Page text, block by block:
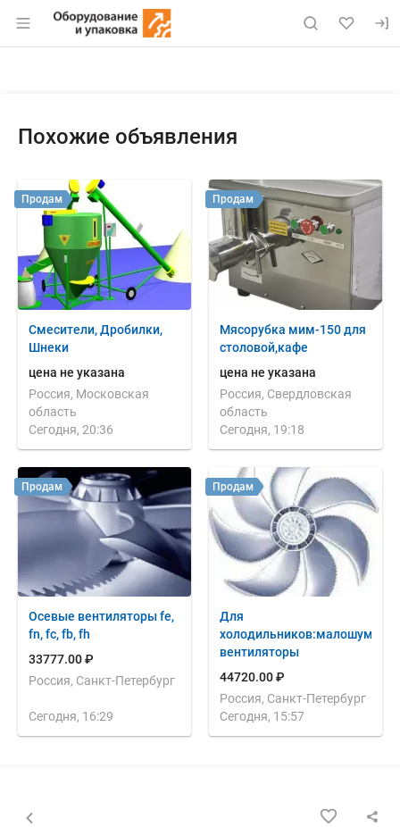
Раздел навигации по сайту eqinfo.ru
Похожие объявления
Смесители, Дробилки,
Шнеки
цена не указана
Россия, Московская
область
Сегодня, 20:36
Продам
Мясорубка мим-150 для
столовой,кафе
цена не указана
Россия, Свердловская
область
Сегодня, 19:18
Продам
Осевые вентиляторы fe,
fn, fc, fb, fh
33777.00 ₽
Россия, Санкт-Петербург
Сегодня, 16:29
Продам
Для
холодильников:малошумные
вентиляторы
44720.00 ₽
Россия, Санкт-Петербург
Сегодня, 15:57
Продам
Назад к списку объявлений